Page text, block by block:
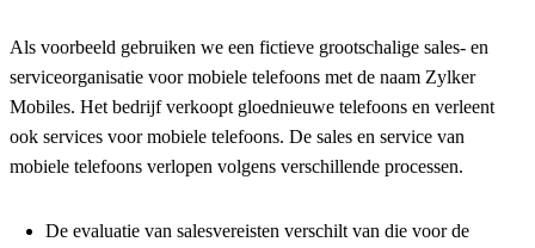
Als voorbeeld gebruiken we een fictieve grootschalige sales- en
serviceorganisatie voor mobiele telefoons met de naam Zylker
Mobiles. Het bedrijf verkoopt gloednieuwe telefoons en verleent
ook services voor mobiele telefoons. De sales en service van
mobiele telefoons verlopen volgens verschillende processen.
De evaluatie van salesvereisten verschilt van die voor de